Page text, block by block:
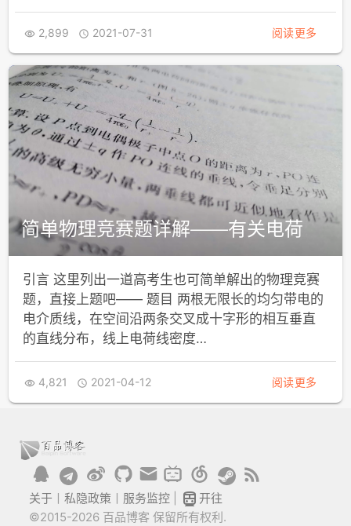
 2,899  2021-07-31 阅读更多
简单物理竞赛题详解——有关电荷
引言 这里列出一道高考生也可简单解出的物理竞赛
题，直接上题吧—— 题目 两根无限长的均匀带电的
电介质线，在空间沿两条交叉成十字形的相互垂直
的直线分布，线上电荷线密度…
 4,821  2021-04-12 阅读更多
关于 丨私隐政策 丨 服务监控 开往
©2015-2026 百品博客 保留所有权利.